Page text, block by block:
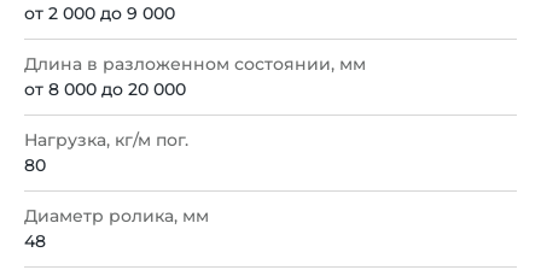
от 2 000 до 9 000
Длина в разложенном состоянии, мм
от 8 000 до 20 000
Нагрузка, кг/м пог.
80
Диаметр ролика, мм
48